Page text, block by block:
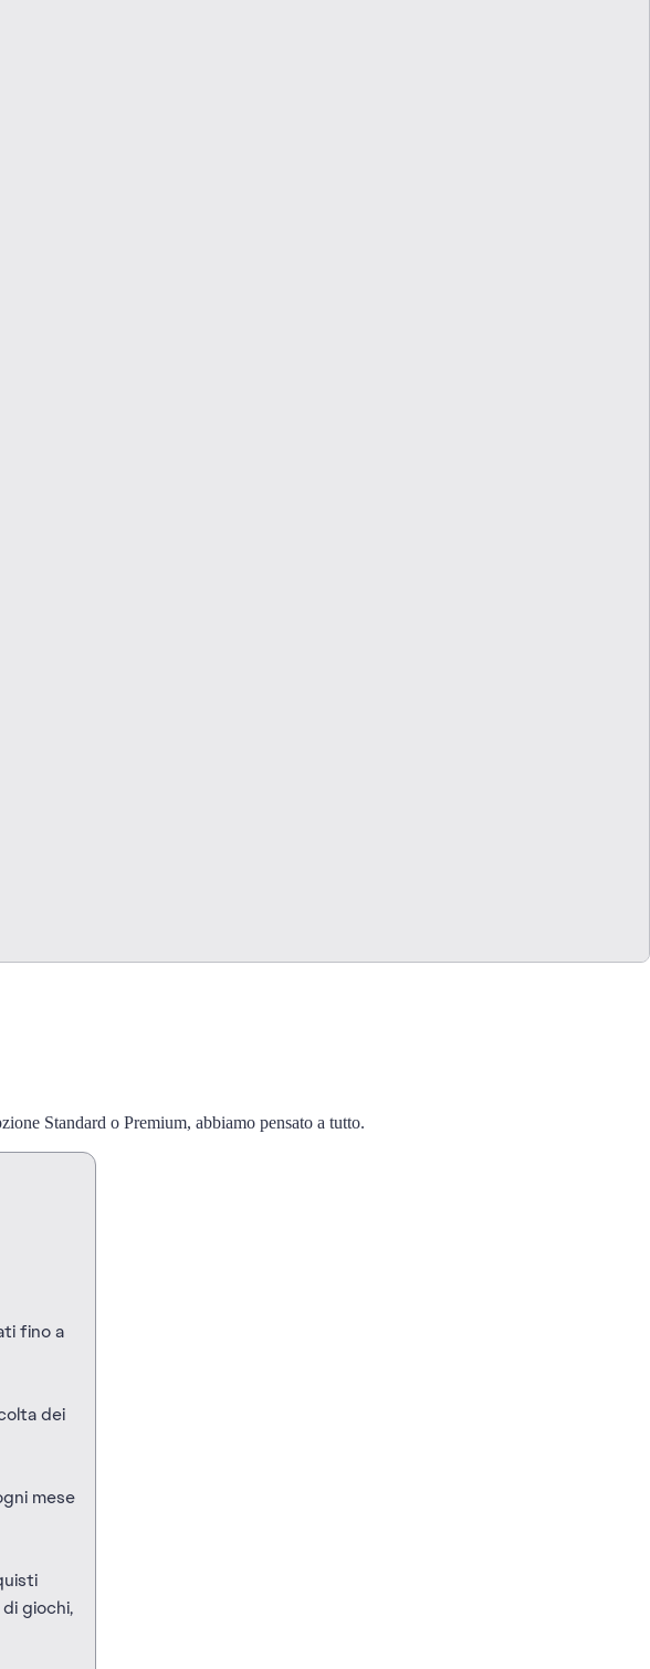
Standard o Premium, abbiamo pensato a tutto.
fino a
dei
mese
giochi,